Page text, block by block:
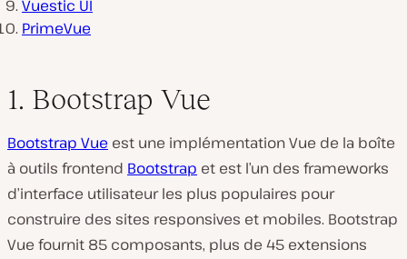
Vuestic UI
PrimeVue
1. Bootstrap Vue
Bootstrap Vue est une implémentation Vue de la boîte
à outils frontend Bootstrap et est l’un des frameworks
d’interface utilisateur les plus populaires pour
construire des sites responsives et mobiles. Bootstrap
Vue fournit 85 composants, plus de 45 extensions